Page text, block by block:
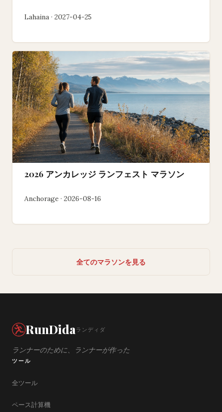
Lahaina · 2027-04-25
2026 アンカレッジ ランフェスト マラソン
Anchorage · 2026-08-16
全てのマラソンを見る
RunDidaランディダ
ランナーのために、ランナーが作った
ツール
全ツール
ペース計算機